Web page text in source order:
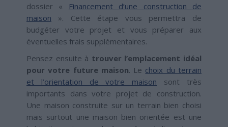
dossier «
Financement d’une construction de
maison ». Cette étape vous permettra de
budgéter votre projet et vous préparer aux
éventuelles frais supplémentaires.
Pensez ensuite à trouver l’emplacement idéal
pour votre future maison. Le choix du terrain
et l’orientation de votre maison sont très
importants dans votre projet de construction.
Une maison construite sur un terrain bien choisi
mais surtout une maison bien orientée est une